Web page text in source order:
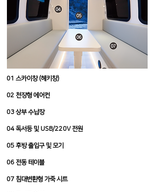
01 스카이창 (헤키창)
02 천장형 에어컨
03 상부 수납장
04 독서등 및 USB/220V 전원
05 후방 출입구 및 모기
06 전동 테이블
07 침대변환형 가죽 시트